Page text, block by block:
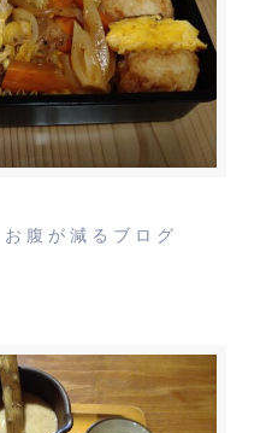
腹が減るブログ